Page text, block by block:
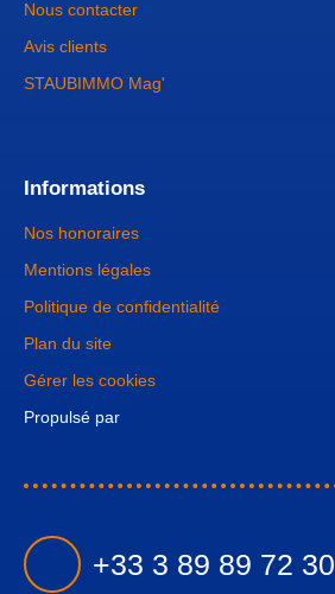
Nous contacter
Avis clients
STAUBIMMO Mag'
Informations
Nos honoraires
Mentions légales
Politique de confidentialité
Plan du site
Gérer les cookies
Propulsé par
+33 3 89 89 72 30